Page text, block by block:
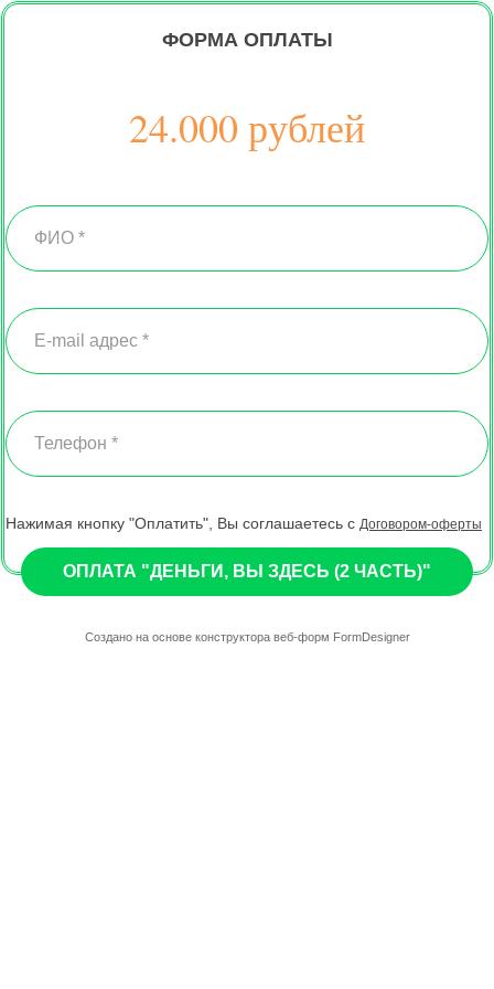
ФОРМА ОПЛАТЫ
24.000 рублей
Нажимая кнопку "Оплатить", Вы соглашаетесь с Договором-оферты
ОПЛАТА "ДЕНЬГИ, ВЫ ЗДЕСЬ (2 ЧАСТЬ)"
Создано на основе конструктора веб-форм FormDesigner